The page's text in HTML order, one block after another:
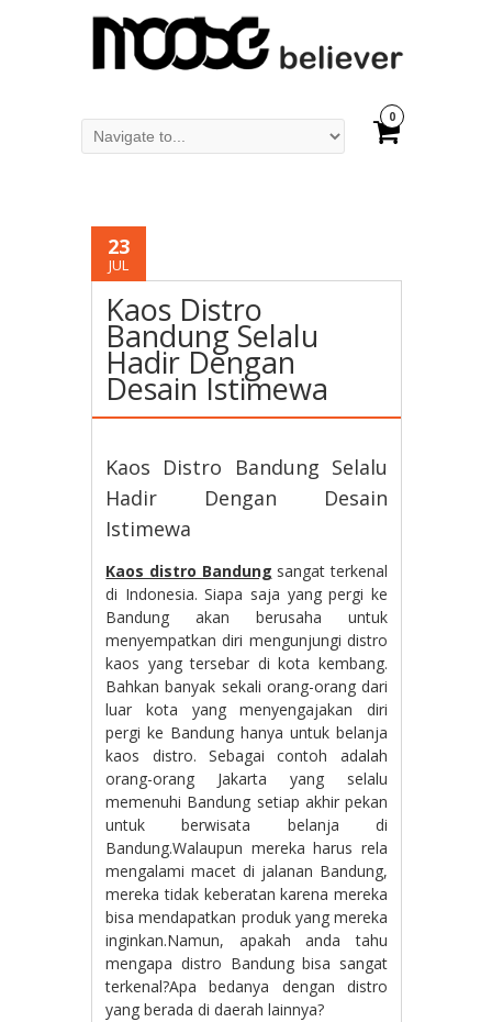
0
23
JUL
Kaos Distro
Bandung Selalu
Hadir Dengan
Desain Istimewa
Kaos Distro Bandung Selalu
Hadir Dengan Desain
Istimewa
Kaos distro Bandung sangat terkenal
di Indonesia. Siapa saja yang pergi ke
Bandung akan berusaha untuk
menyempatkan diri mengunjungi distro
kaos yang tersebar di kota kembang.
Bahkan banyak sekali orang-orang dari
luar kota yang menyengajakan diri
pergi ke Bandung hanya untuk belanja
kaos distro. Sebagai contoh adalah
orang-orang Jakarta yang selalu
memenuhi Bandung setiap akhir pekan
untuk berwisata belanja di
Bandung.Walaupun mereka harus rela
mengalami macet di jalanan Bandung,
mereka tidak keberatan karena mereka
bisa mendapatkan produk yang mereka
inginkan.Namun, apakah anda tahu
mengapa distro Bandung bisa sangat
terkenal?Apa bedanya dengan distro
yang berada di daerah lainnya?